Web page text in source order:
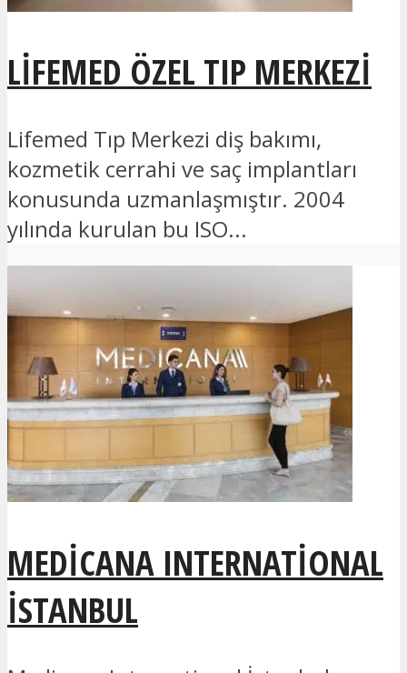
LIFEMED ÖZEL TIP MERKEZI
Lifemed Tıp Merkezi diş bakımı,
kozmetik cerrahi ve saç implantları
konusunda uzmanlaşmıştır. 2004
yılında kurulan bu ISO...
MEDICANA INTERNATIONAL
İSTANBUL